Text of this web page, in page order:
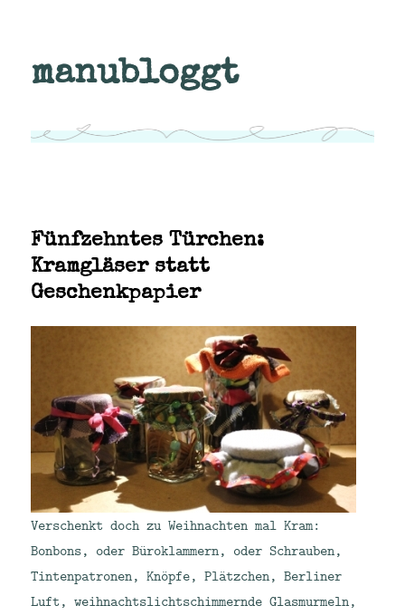
manubloggt
Fünfzehntes Türchen:
Kramgläser statt
Geschenkpapier
Verschenkt doch zu Weihnachten mal Kram:
Bonbons, oder Büroklammern, oder Schrauben,
Tintenpatronen, Knöpfe, Plätzchen, Berliner
Luft, weihnachtslichtschimmernde Glasmurmeln,